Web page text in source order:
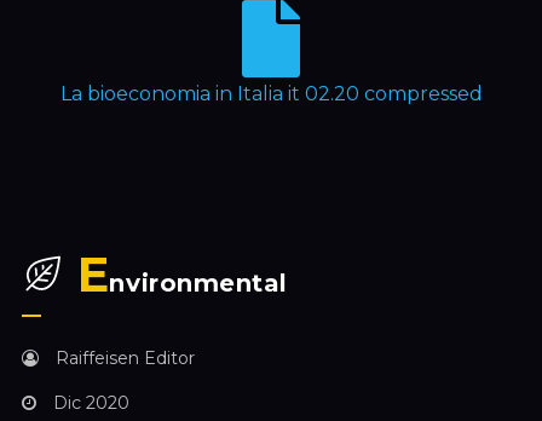
La bioeconomia in Italia it 02.20 compressed
Environmental
Raiffeisen Editor
Dic 2020